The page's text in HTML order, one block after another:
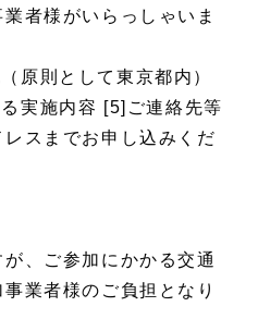
者様がいらっしゃいま
原則として東京都内）
実施内容 [5]ご連絡先等
スまでお申し込みくだ
、ご参加にかかる交通
業者様のご負担となり